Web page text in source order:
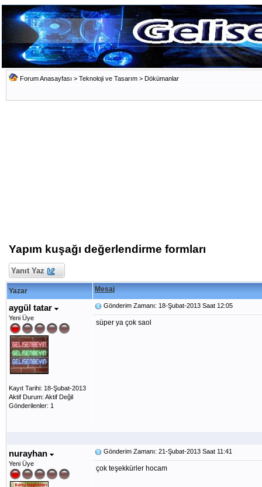
Forum Anasayfası > Teknoloji ve Tasarım > Dökümanlar
Yapım kuşağı değerlendirme formları
Yanıt Yaz
Yazar Mesaj
aygül tatar
Yeni Üye
Kayıt Tarihi: 18-Şubat-2013
Aktif Durum: Aktif Değil
Gönderilenler: 1
Gönderim Zamanı: 18-Şubat-2013 Saat 12:05
süper ya çok saol
nurayhan
Yeni Üye
Gönderim Zamanı: 21-Şubat-2013 Saat 11:41
çok teşekkürler hocam